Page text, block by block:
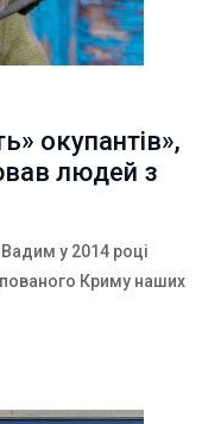
окупантів»,
людей з
у 2014 році
Криму наших